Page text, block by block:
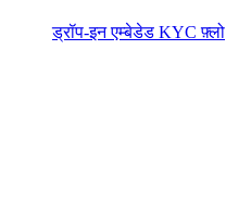
ड्रॉप-इन एम्बेडेड KYC फ़्लो